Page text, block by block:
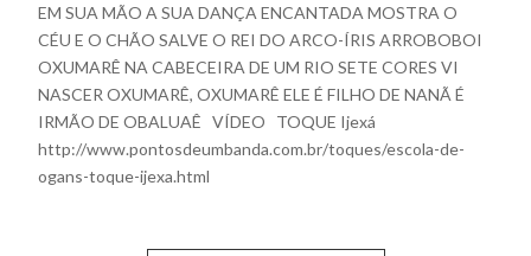
EM SUA MÃO A SUA DANÇA ENCANTADA MOSTRA O
CÉU E O CHÃO SALVE O REI DO ARCO-ÍRIS ARROBOBOI
OXUMARÊ NA CABECEIRA DE UM RIO SETE CORES VI
NASCER OXUMARÊ, OXUMARÊ ELE É FILHO DE NANÃ É
IRMÃO DE OBALUAÊ VÍDEO TOQUE Ijexá
http://www.pontosdeumbanda.com.br/toques/escola-de-
ogans-toque-ijexa.html